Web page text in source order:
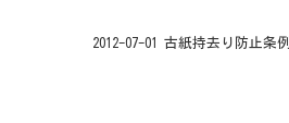
2012-07-01 古紙持去り防止条例